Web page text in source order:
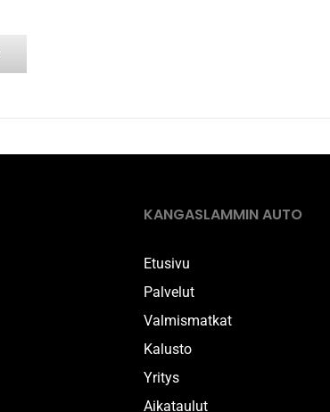
KANGASLAMMIN AUTO
Etusivu
Palvelut
Valmismatkat
Kalusto
Yritys
Aikataulut